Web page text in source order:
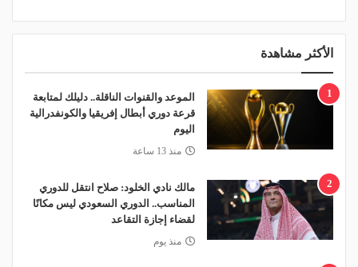
الأكثر مشاهدة
1
الموعد والقنوات الناقلة.. دليلك لمتابعة
قرعة دوري أبطال إفريقيا والكونفدرالية
اليوم
منذ 13 ساعة
2
مالك نادي الخلود: صلاح انتقل للدوري
المناسب.. الدوري السعودي ليس مكانًا
لقضاء إجازة التقاعد
منذ يوم